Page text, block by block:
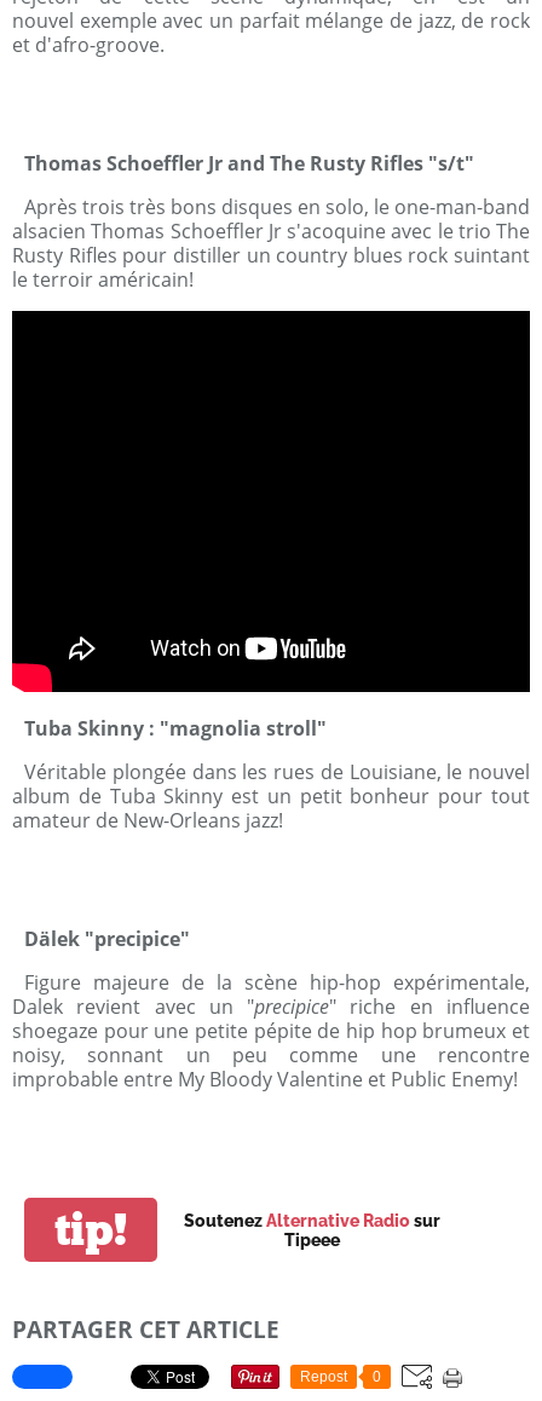
nouvel exemple avec un parfait mélange de jazz, de rock
et d'afro-groove.
Thomas Schoeffler Jr and The Rusty Rifles "s/t"
Après trois très bons disques en solo, le one-man-band
alsacien Thomas Schoeffler Jr s'acoquine avec le trio The
Rusty Rifles pour distiller un country blues rock suintant
le terroir américain!
Tuba Skinny : "magnolia stroll"
Véritable plongée dans les rues de Louisiane, le nouvel
album de Tuba Skinny est un petit bonheur pour tout
amateur de New-Orleans jazz!
Dälek "precipice"
Figure majeure de la scène hip-hop expérimentale,
Dalek revient avec un "precipice" riche en influence
shoegaze pour une petite pépite de hip hop brumeux et
noisy, sonnant un peu comme une rencontre
improbable entre My Bloody Valentine et Public Enemy!
tip! SoutenezAlternative Radiosur
Tipeee
PARTAGER CET ARTICLE
Repost 0